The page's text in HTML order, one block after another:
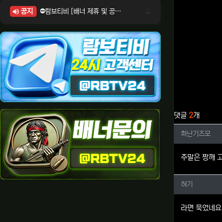
댓글 2개
화난기
화난기즈모
주말은 짱깨
혀기님
혀기
라면 묵었네
공지
⛔람보티비 [배너 제휴 및 공식 입점 문의 안내]
⛔람보티비 [정회원 등급UP! 안내사항]
⛔람보티비 [채팅방 이용시 주의사항]
⛔람보티비 [공식보증업체 안내]